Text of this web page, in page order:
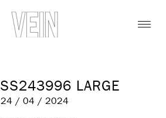
LARGE
24 / 04 / 2024